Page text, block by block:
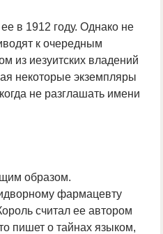
в 1912 году. Однако не
к очередным
из иезуитских владений
некоторые экземпляры
не разглашать имени
образом.
фармацевту
считал ее автором
пишет о тайнах языком,